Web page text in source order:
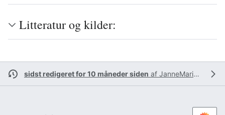
Litteratur og kilder:
sidst redigeret for 10 måneder siden af JanneMarieBarslev